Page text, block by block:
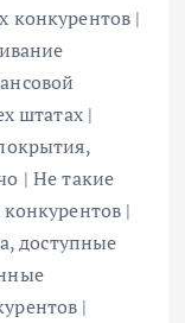
конкурентов |
штатах |
| Не такие
|
доступные
|